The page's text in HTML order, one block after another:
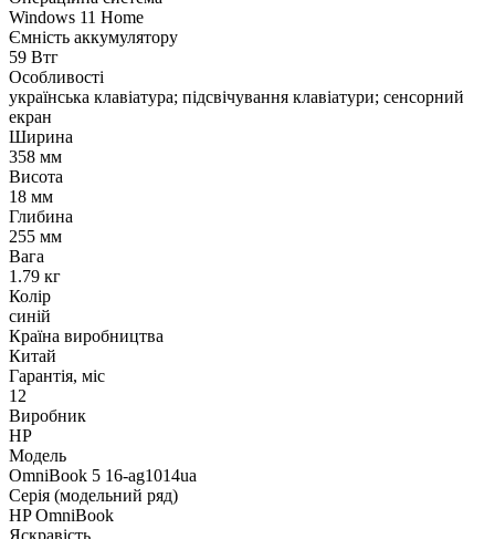
Windows 11 Home
Ємність аккумулятору
59 Втг
Особливості
українська клавіатура; підсвічування клавіатури; сенсорний
екран
Ширина
358 мм
Висота
18 мм
Глибина
255 мм
Вага
1.79 кг
Колір
синій
Країна виробництва
Китай
Гарантія, міс
12
Виробник
HP
Модель
OmniBook 5 16-ag1014ua
Серія (модельний ряд)
HP OmniBook
Яскравість